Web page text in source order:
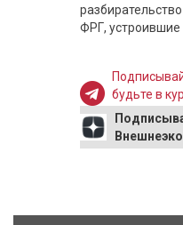
ФРГ, устроившие
будьте в